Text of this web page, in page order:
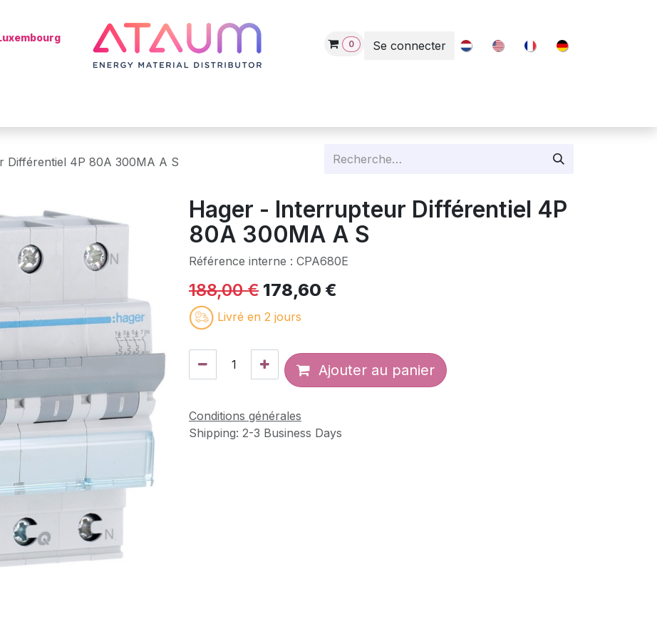
0 Se connecter
Différentiel 4P 80A 300MA A S
Hager - Interrupteur Différentiel 4P
80A 300MA A S
Référence interne : CPA680E
188,00€ 178,60 €
Livré en 2 jours
Ajouter au panier
Conditions générales
Shipping: 2-3 Business Days